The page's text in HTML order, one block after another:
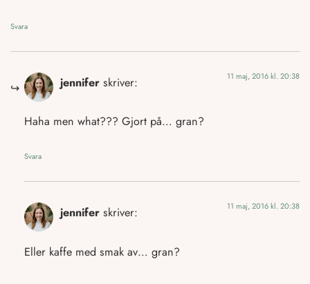
Svara
jennifer skriver: 11 maj, 2016 kl. 20:38
Haha men what??? Gjort på… gran?
Svara
jennifer skriver: 11 maj, 2016 kl. 20:38
Eller kaffe med smak av… gran?